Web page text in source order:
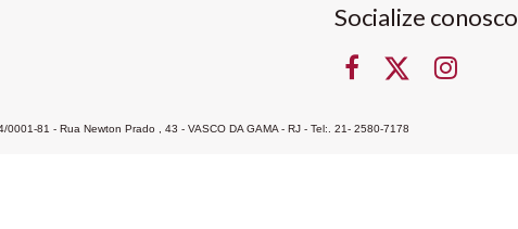
Socialize conosco
81 - Rua Newton Prado , 43 - VASCO DA GAMA - RJ - Tel:. 21- 2580-7178